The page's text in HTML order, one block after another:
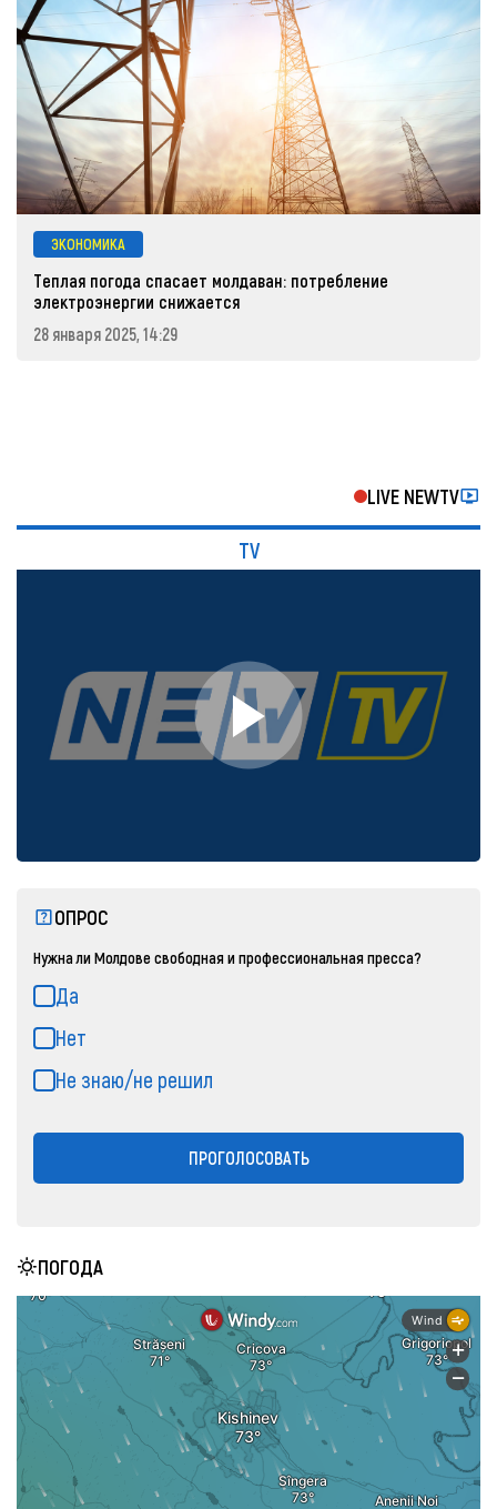
ЭКОНОМИКА
Теплая погода спасает молдаван: потребление
электроэнергии снижается
28 января 2025, 14:29
LIVE NEWTV
TV
ОПРОС
Нужна ли Молдове свободная и профессиональная пресса?
Да
Нет
Не знаю/не решил
ПРОГОЛОСОВАТЬ
ПОГОДА